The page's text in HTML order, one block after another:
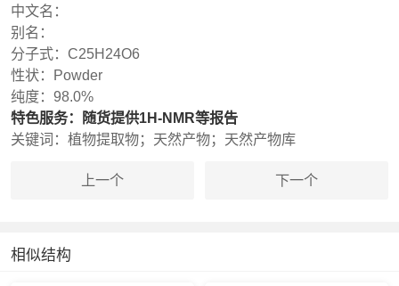
中文名：
别名：
分子式：C25H24O6
性状： Powder
纯度：98.0%
特色服务：
随货提供1H-NMR等报告
关键词：植物提取物；天然产物；天然产物库
上一个 下一个
相似结构